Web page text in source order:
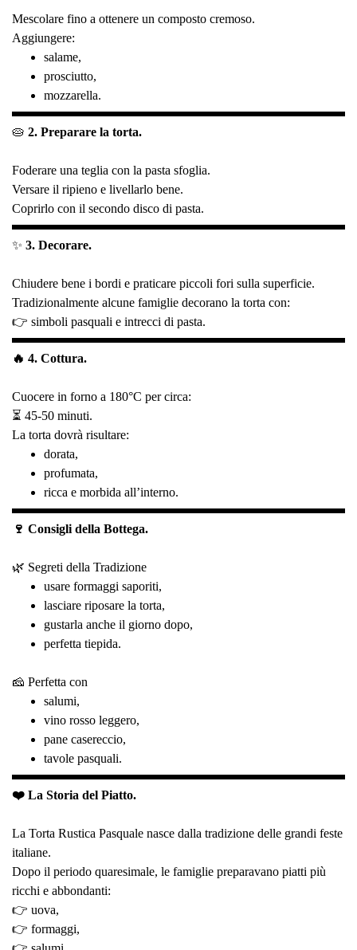
Mescolare fino a ottenere un composto cremoso.
Aggiungere:
salame,
prosciutto,
mozzarella.
🥧 2. Preparare la torta.
Foderare una teglia con la pasta sfoglia.
Versare il ripieno e livellarlo bene.
Coprirlo con il secondo disco di pasta.
✨ 3. Decorare.
Chiudere bene i bordi e praticare piccoli fori sulla superficie.
Tradizionalmente alcune famiglie decorano la torta con:
👉 simboli pasquali e intrecci di pasta.
🔥 4. Cottura.
Cuocere in forno a 180°C per circa:
⏳ 45-50 minuti.
La torta dovrà risultare:
dorata,
profumata,
ricca e morbida all’interno.
🍷 Consigli della Bottega.
🌿 Segreti della Tradizione
usare formaggi saporiti,
lasciare riposare la torta,
gustarla anche il giorno dopo,
perfetta tiepida.
🧀 Perfetta con
salumi,
vino rosso leggero,
pane casereccio,
tavole pasquali.
❤️ La Storia del Piatto.
La Torta Rustica Pasquale nasce dalla tradizione delle grandi feste
italiane.
Dopo il periodo quaresimale, le famiglie preparavano piatti più
ricchi e abbondanti:
👉 uova,
👉 formaggi,